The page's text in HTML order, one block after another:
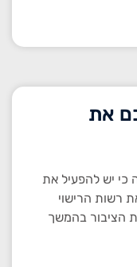
את
כי יש להפעיל את
רשות הרישוי
הציבור בהמשך